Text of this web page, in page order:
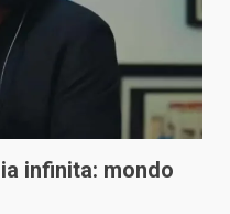
infinita: mondo